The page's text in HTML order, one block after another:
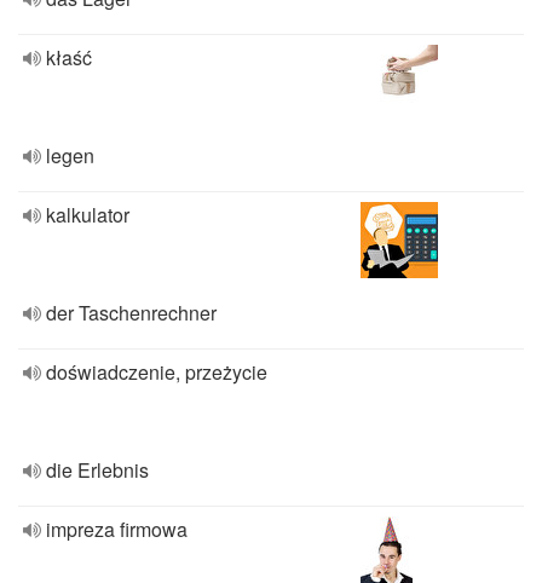
kłaść
legen
kalkulator
der Taschenrechner
doświadczenie, przeżycie
die Erlebnis
impreza firmowa